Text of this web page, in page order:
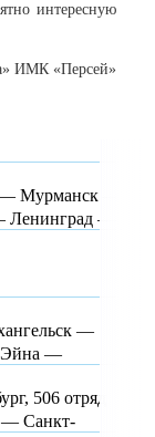
интересную
ИМК «Персей»
Мурманск —
—
—
Эйна —
506 отряд
— Санкт-